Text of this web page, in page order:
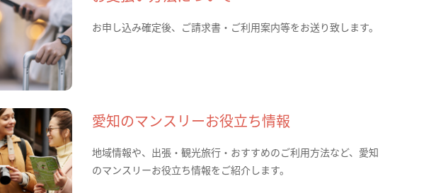
お申し込み確定後、ご請求書・ご利用案内等をお送り致します。
愛知のマンスリーお役立ち情報
地域情報や、出張・観光旅行・おすすめのご利用方法など、愛知
のマンスリーお役立ち情報をご紹介します。